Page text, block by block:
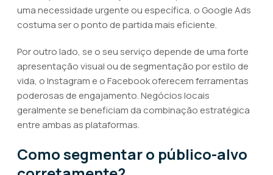
uma necessidade urgente ou específica, o Google Ads
costuma ser o ponto de partida mais eficiente.
Por outro lado, se o seu serviço depende de uma forte
apresentação visual ou de segmentação por estilo de
vida, o Instagram e o Facebook oferecem ferramentas
poderosas de engajamento. Negócios locais
geralmente se beneficiam da combinação estratégica
entre ambas as plataformas.
Como segmentar o público-alvo